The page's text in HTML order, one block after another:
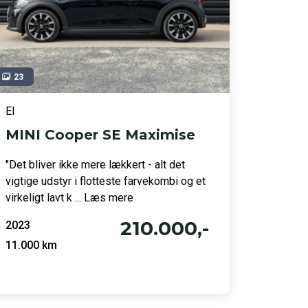
23
El
MINI Cooper SE Maximise
"Det bliver ikke mere lækkert - alt det
vigtige udstyr i flotteste farvekombi og et
virkeligt lavt k ... Læs mere
210.000,-
2023
11.000 km